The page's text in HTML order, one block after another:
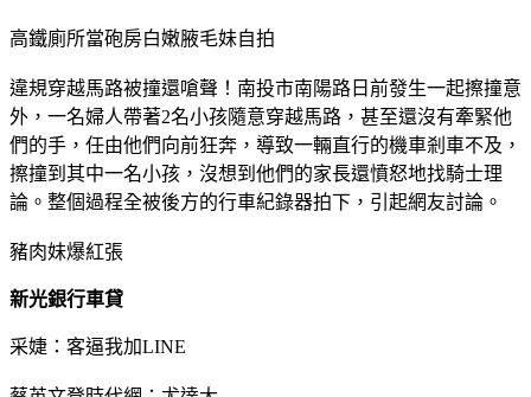
高鐵廁所當砲房白嫩腋毛妹自拍
違規穿越馬路被撞還嗆聲！南投市南陽路日前發生一起擦撞意
外，一名婦人帶著2名小孩隨意穿越馬路，甚至還沒有牽緊他
們的手，任由他們向前狂奔，導致一輛直行的機車剎車不及，
擦撞到其中一名小孩，沒想到他們的家長還憤怒地找騎士理
論。整個過程全被後方的行車紀錄器拍下，引起網友討論。
豬肉妹爆紅張
新光銀行車貸
采婕：客逼我加LINE